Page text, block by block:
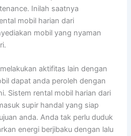
Inilah saatnya
mobil harian dari
mobil yang nyaman
aktifitas lain dengan
dapat anda peroleh dengan
Sistem rental mobil harian dari
supir handal yang siap
anda. Anda tak perlu duduk
energi berjibaku dengan lalu